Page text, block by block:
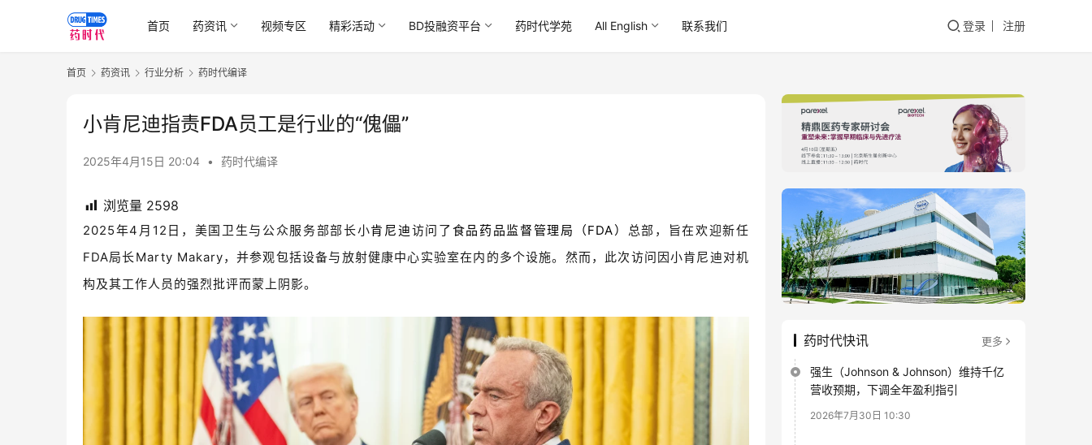
首页 药资讯 视频专区 精彩活动 BD投融资平台 药时代学苑 All English 联系我们 登录 注册
首页 药资讯 行业分析 药时代编译
小肯尼迪指责FDA员工是行业的“傀儡”
2025年4月15日 20:04 • 药时代编译
浏览量 2598
2025年4月12日，美国卫生与公众服务部部长小肯尼迪访问了 食品药品监督管理局（FDA） 总部，旨在欢迎新任
FDA局长Marty Makary，并参观包括设备与放射健康中心实验室在内的多个设施。然而，此次访问因小肯尼迪对机
构及其工作人员的强烈批评而蒙上阴影。
药时代快讯 更多
强生（Johnson & Johnson）维持千亿
营收预期，下调全年盈利指引
2026年7月30日 10:30